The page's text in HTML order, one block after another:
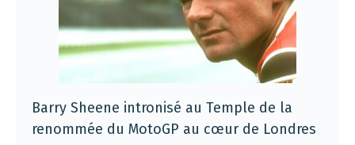
Barry Sheene intronisé au Temple de la
renommée du MotoGP au cœur de Londres